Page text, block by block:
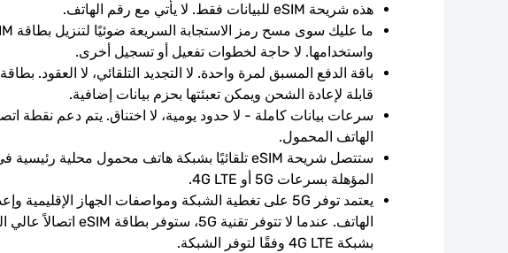
هذه شريحة eSIM للبيانات فقط. لا يأتي مع رقم الهاتف.
واستخدامها. لا حاجة لخطوات تفعيل أو تسجيل أخرى.
قابلة لإعادة الشحن ويمكن تعبئتها بحزم بيانات إضافية.
الهاتف المحمول.
المؤهلة بسرعات 5G أو 4G LTE.
بشبكة 4G LTE وفقًا لتوفر الشبكة.